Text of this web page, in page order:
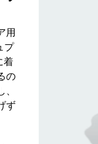
用
プ
着
の
ず